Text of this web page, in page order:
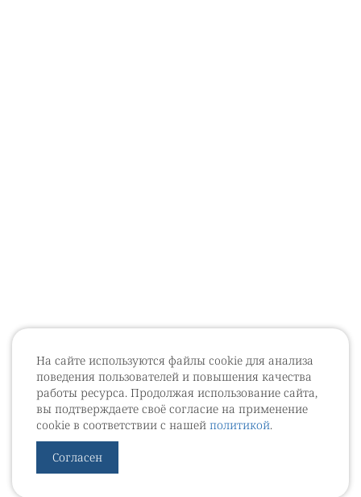
На сайте используются файлы cookie для анализа
поведения пользователей и повышения качества
работы ресурса. Продолжая использование сайта,
вы подтверждаете своё согласие на применение
cookie в соответствии с нашей политикой.
Согласен